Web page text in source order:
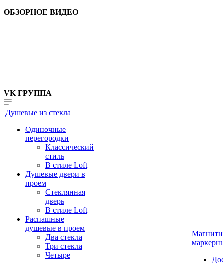
ОБЗОРНОЕ ВИДЕО
VK ГРУППА
Душевые из стекла
Одиночные
перегородки
Классический
стиль
В стиле Loft
Душевые двери в
проем
Стеклянная
дверь
В стиле Loft
Распашные
душевые в проем
Два стекла
Три стекла
Четыре